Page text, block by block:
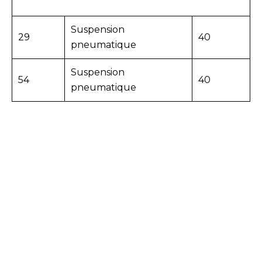
29
Suspension
pneumatique
40
54
Suspension
pneumatique
40